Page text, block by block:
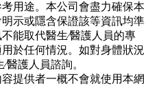
用途。本公司會盡力確保本
示或隱含保證該等資訊均準
能取代醫生∕醫護人員的專
於任何情況。如對身體狀況
醫護人員諮詢。
提供者一概不會就使用本網